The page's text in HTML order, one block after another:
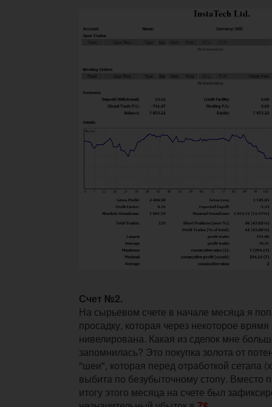
Счет №2.
На сырьевом счете в начале месяца я
просадку, которая через некоторое
нивелирована. Какая из сделок мне
запомнилась? Это покупка золота от
"шеи", которая перед отработкой сетапа
выбита по безубыточному стопу. Вместо
итогу этого месяца на счете был